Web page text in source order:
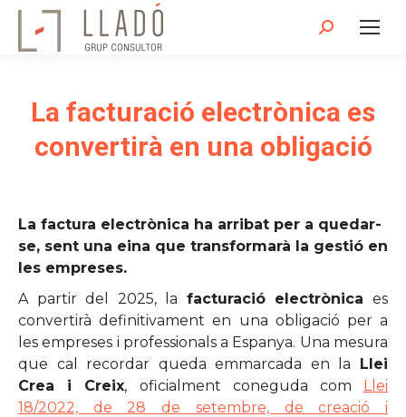
Search:
La facturació electrònica es
convertirà en una obligació
La factura electrònica ha arribat per a quedar-
se, sent una eina que transformarà la gestió en
les empreses.
A partir del 2025, la facturació electrònica es
convertirà definitivament en una obligació per a
les empreses i professionals a Espanya. Una mesura
que cal recordar queda emmarcada en la Llei
Crea i Creix, oficialment coneguda com Llei
18/2022, de 28 de setembre, de creació i